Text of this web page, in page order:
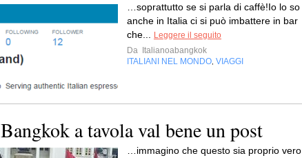
…soprattutto se si parla di caffè!Io lo
anche in Italia ci si può imbattere in bar
che...
Leggere il seguito
Da
Italianoabangkok
ITALIANI NEL MONDO VIAGGI
Bangkok a tavola val bene un post
…immagino che questo sia proprio vero